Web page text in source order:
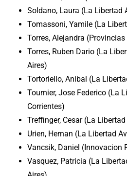
Soldano, Laura (La Libertad
Tomassoni, Yamile (La
Torres, Alejandra
Torres, Ruben Dario (La
Aires)
Tortoriello, Anibal (La
Tournier, Jose Federico (La
Corrientes)
Treffinger, Cesar (La
Urien, Hernan (La Libertad
Vancsik, Daniel (Innovacion
Vasquez, Patricia (La